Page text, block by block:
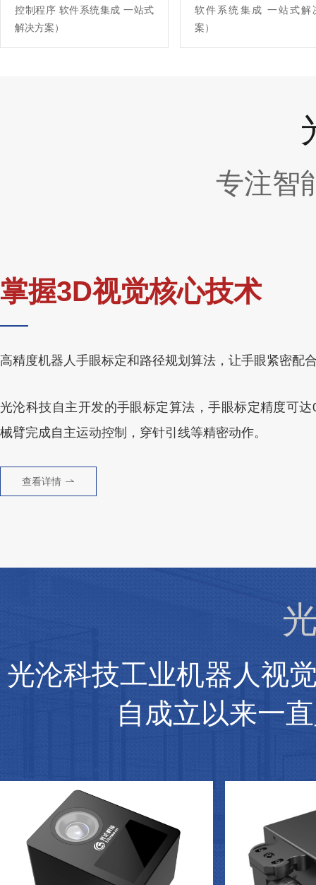
控制程序 软件系统集成 一站式
解决方案）
软件系统集成 一站式解
案）
专注智
掌握3D视觉核心技术
高精度机器人手眼标定和路径规划算法，让手眼紧密配
光沦科技自主开发的手眼标定算法，手眼标定精度可
械臂完成自主运动控制，穿针引线等精密动作。
查看详情
光沦科技工业机器人视
自成立以来一